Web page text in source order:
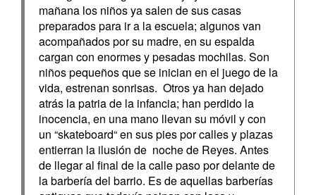
mañana los niños ya salen de sus casas
preparados para ir a la escuela; algunos van
acompañados por su madre, en su espalda
cargan con enormes y pesadas mochilas. Son
niños pequeños que se inician en el juego de la
vida, estrenan sonrisas. Otros ya han dejado
atrás la patria de la infancia; han perdido la
inocencia, en una mano llevan su móvil y con
un “skateboard“ en sus pies por calles y plazas
entierran la ilusión de noche de Reyes. Antes
de llegar al final de la calle paso por delante de
la barbería del barrio. Es de aquellas barberías